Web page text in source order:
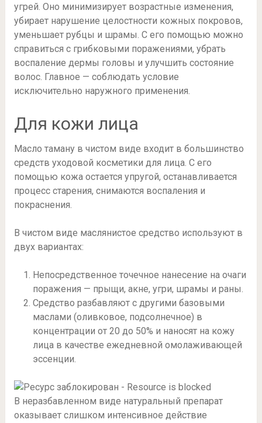
угрей. Оно минимизирует возрастные изменения,
убирает нарушение целостности кожных покровов,
уменьшает рубцы и шрамы. С его помощью можно
справиться с грибковыми поражениями, убрать
воспаление дермы головы и улучшить состояние
волос. Главное — соблюдать условие
исключительно наружного применения.
Для кожи лица
Масло таману в чистом виде входит в большинство
средств уходовой косметики для лица. С его
помощью кожа остается упругой, останавливается
процесс старения, снимаются воспаления и
покраснения.
В чистом виде маслянистое средство используют в
двух вариантах:
Непосредственное точечное нанесение на очаги
поражения — прыщи, акне, угри, шрамы и раны.
Средство разбавляют с другими базовыми
маслами (оливковое, подсолнечное) в
концентрации от 20 до 50% и наносят на кожу
лица в качестве ежедневной омолаживающей
эссенции.
В неразбавленном виде натуральный препарат
оказывает слишком интенсивное действие